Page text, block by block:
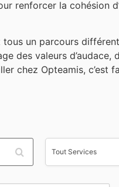
renforcer la cohésion
un parcours
des valeurs d’audace,
chez Opteamis, c’est
Tout
Services
Tout Services